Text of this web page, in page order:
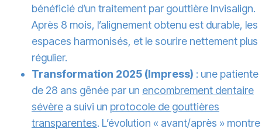
bénéficié d’un traitement par gouttière Invisalign.
Après 8 mois, l’alignement obtenu est durable, les
espaces harmonisés, et le sourire nettement plus
régulier.
Transformation 2025 (Impress) : une patiente
de 28 ans gênée par un encombrement dentaire
sévère a suivi un protocole de gouttières
transparentes. L’évolution « avant/après » montre